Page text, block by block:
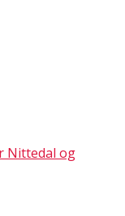
Nittedal og